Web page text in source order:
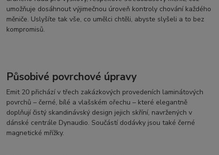
umožňuje dosáhnout výjimečnou úroveň kontroly chování každého
měniče. Uslyšíte tak vše, co umělci chtěli, abyste slyšeli a to bez
kompromisů.
Působivé povrchové úpravy
Emit 20 přichází v třech zakázkových provedeních laminátových
povrchů – černé, bílé a vlašském ořechu – které elegantně
doplňují čistý skandinávský design jejich skříní, navržených v
dánské centrále Dynaudio. Součástí dodávky jsou také černé
magnetické mřížky.